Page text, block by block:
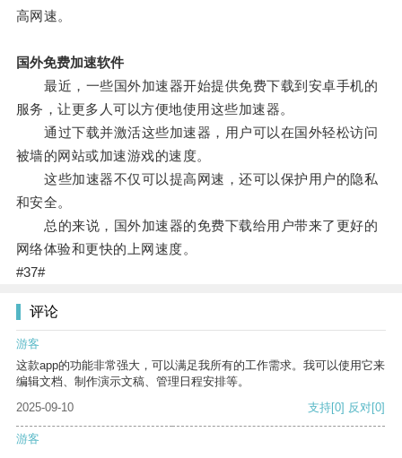
高网速。
国外免费加速软件
最近，一些国外加速器开始提供免费下载到安卓手机的
服务，让更多人可以方便地使用这些加速器。
通过下载并激活这些加速器，用户可以在国外轻松访问
被墙的网站或加速游戏的速度。
这些加速器不仅可以提高网速，还可以保护用户的隐私
和安全。
总的来说，国外加速器的免费下载给用户带来了更好的
网络体验和更快的上网速度。
#37#
评论
游客
这款app的功能非常强大，可以满足我所有的工作需求。我可以使用它来
编辑文档、制作演示文稿、管理日程安排等。
2025-09-10
支持[0] 反对[0]
游客